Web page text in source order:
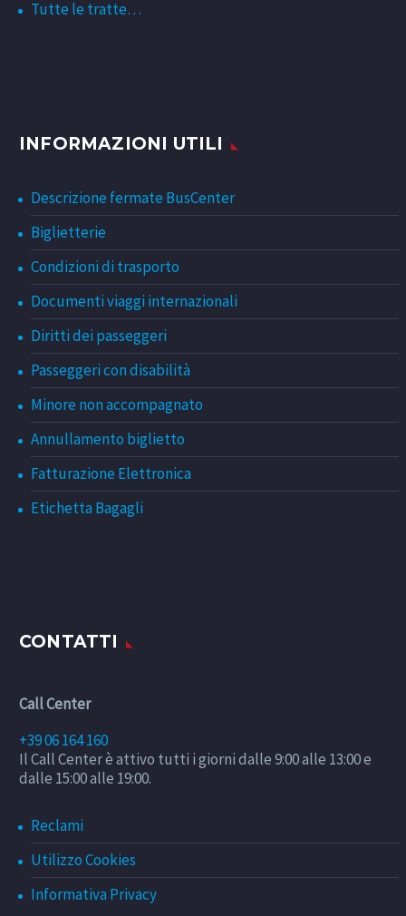
Tutte le tratte…
INFORMAZIONI UTILI
Descrizione fermate BusCenter
Biglietterie
Condizioni di trasporto
Documenti viaggi internazionali
Diritti dei passeggeri
Passeggeri con disabilità
Minore non accompagnato
Annullamento biglietto
Fatturazione Elettronica
Etichetta Bagagli
CONTATTI
Call Center
+39 06 164 160
Il Call Center è attivo tutti i giorni dalle 9:00 alle 13:00 e
dalle 15:00 alle 19:00.
Reclami
Utilizzo Cookies
Informativa Privacy